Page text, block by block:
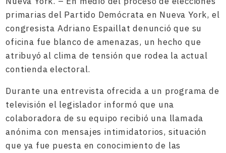
primarias del Partido Demócrata en Nueva York, el
congresista Adriano Espaillat denunció que su
oficina fue blanco de amenazas, un hecho que
atribuyó al clima de tensión que rodea la actual
contienda electoral.
Durante una entrevista ofrecida a un programa de
televisión el legislador informó que una
colaboradora de su equipo recibió una llamada
anónima con mensajes intimidatorios, situación
que ya fue puesta en conocimiento de las